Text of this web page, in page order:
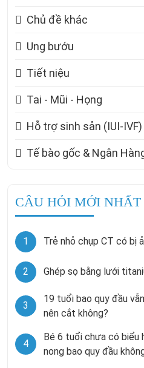
Chủ đề khác
Ung bướu
Tiết niệu
Tai - Mũi - Họng
Hỗ trợ sinh sản (IUI-IVF)
Tế bào gốc & Ngân
CÂU HỎI MỚI NHẤT
1 Trẻ nhỏ chụp CT có bị
2 Ghép sọ bằng lưới
3
19 tuổi bao quy đầu
nên cắt không?
4
Bé 6 tuổi chưa có biểu
nong bao quy đầu